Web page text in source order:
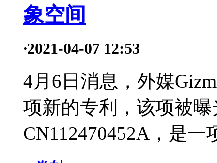
象空间
·2021-04-07 12:53
4月6日消息，外媒
项新的专利，该项被
CN112470452A，是